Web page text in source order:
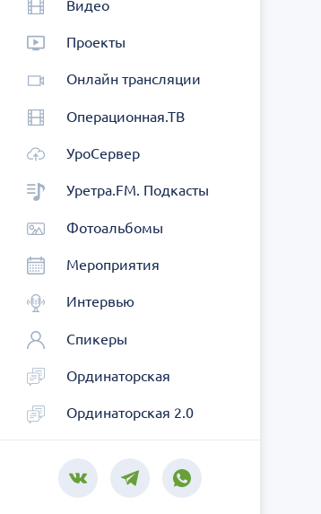
Видео
Проекты
Онлайн трансляции
Операционная.ТВ
УроСервер
Уретра.FM. Подкасты
Фотоальбомы
Мероприятия
Интервью
Спикеры
Ординаторская
Ординаторская 2.0